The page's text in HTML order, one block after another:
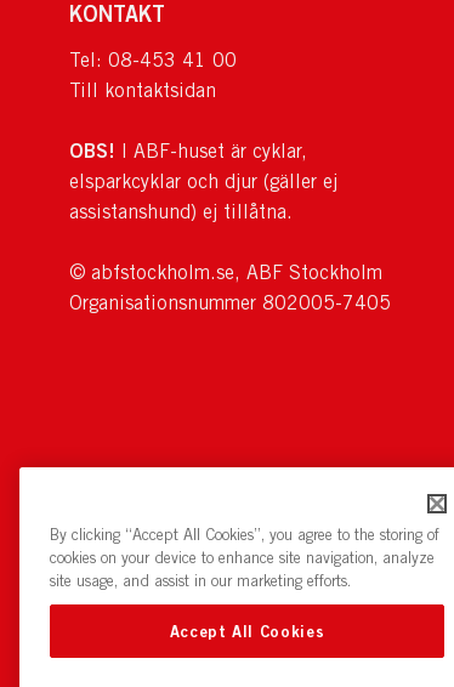
KONTAKT
Tel: 08-453 41 00
Till kontaktsidan
OBS! I ABF-huset är cyklar,
elsparkcyklar och djur (gäller ej
assistanshund) ej tillåtna.
© abfstockholm.se, ABF Stockholm
Organisationsnummer 802005-7405
By clicking “Accept All Cookies”, you agree to the storing of
cookies on your device to enhance site navigation, analyze
site usage, and assist in our marketing efforts.
Accept All Cookies